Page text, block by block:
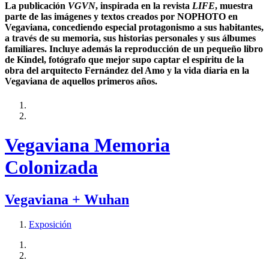
La publicación VGVN, inspirada en la revista LIFE, muestra
parte de las imágenes y textos creados por NOPHOTO en
Vegaviana, concediendo especial protagonismo a sus habitantes,
a través de su memoria, sus historias personales y sus álbumes
familiares. Incluye además la reproducción de un pequeño libro
de Kindel, fotógrafo que mejor supo captar el espíritu de la
obra del arquitecto Fernández del Amo y la vida diaria en la
Vegaviana de aquellos primeros años.
Vegaviana Memoria
Colonizada
Vegaviana + Wuhan
Exposición